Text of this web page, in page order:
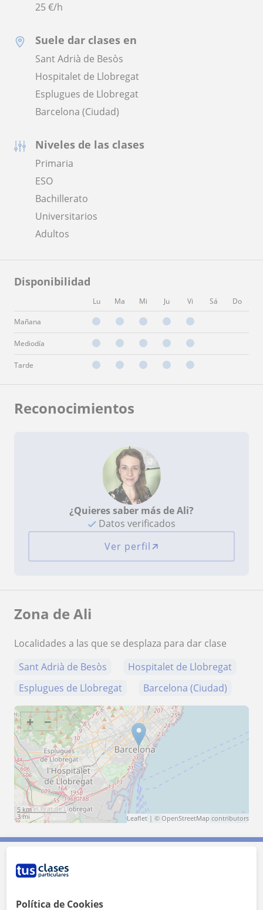
25€/h
Suele dar clases en
Sant Adrià de Besòs
Hospitalet de Llobregat
Esplugues de Llobregat
Barcelona (Ciudad)
Niveles de las clases
Primaria
ESO
Bachillerato
Universitarios
Adultos
Disponibilidad
Lu Ma Mi Ju Vi Sá Do
Mañana
Mediodía
Tarde
Reconocimientos
¿Quieres saber más de Ali?
Datos verificados
Ver perfil
Zona de Ali
Localidades a las que se desplaza para dar clase
Sant Adrià de Besòs
Hospitalet de Llobregat
Esplugues de Llobregat
Barcelona (Ciudad)
+ −
5 km
3 mi
Leaflet | © OpenStreetMap contributors
Contacta con Ali
Tarifa
Política de Cookies